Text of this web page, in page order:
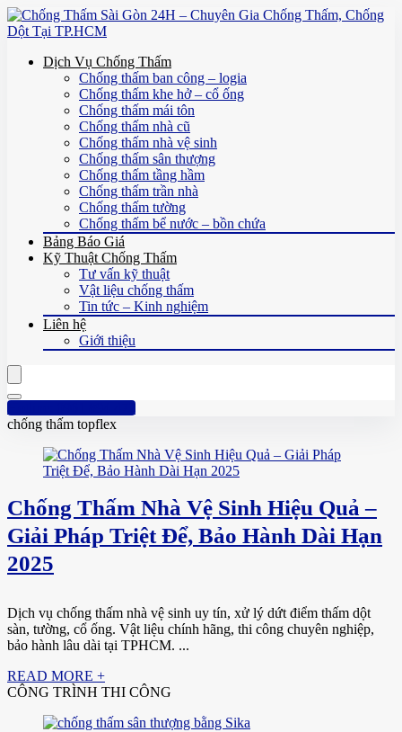
Dịch Vụ Chống Thấm
Chống thấm ban công – logia
Chống thấm khe hở – cổ ống
Chống thấm mái tôn
Chống thấm nhà cũ
Chống thấm nhà vệ sinh
Chống thấm sân thượng
Chống thấm tầng hầm
Chống thấm trần nhà
Chống thấm tường
Chống thấm bể nước – bồn chứa
Bảng Báo Giá
Kỹ Thuật Chống Thấm
Tư vấn kỹ thuật
Vật liệu chống thấm
Tin tức – Kinh nghiệm
Liên hệ
Giới thiệu
Hotline: 0961 894 472
chống thấm topflex
Chống Thấm Nhà Vệ Sinh Hiệu Quả –
Giải Pháp Triệt Để, Bảo Hành Dài Hạn
2025
Dịch vụ chống thấm nhà vệ sinh uy tín, xử lý dứt điểm thấm dột
sàn, tường, cổ ống. Vật liệu chính hãng, thi công chuyên nghiệp,
bảo hành lâu dài tại TPHCM. ...
READ MORE +
CÔNG TRÌNH THI CÔNG